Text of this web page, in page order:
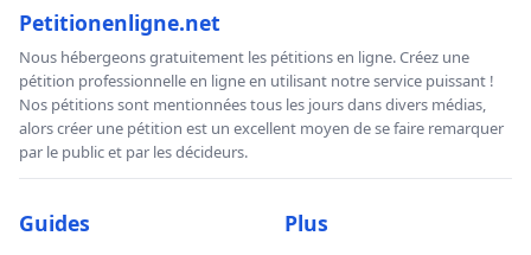
Petitionenligne.net
Nous hébergeons gratuitement les pétitions en ligne. Créez une
pétition professionnelle en ligne en utilisant notre service puissant !
Nos pétitions sont mentionnées tous les jours dans divers médias,
alors créer une pétition est un excellent moyen de se faire remarquer
par le public et par les décideurs.
Guides Plus